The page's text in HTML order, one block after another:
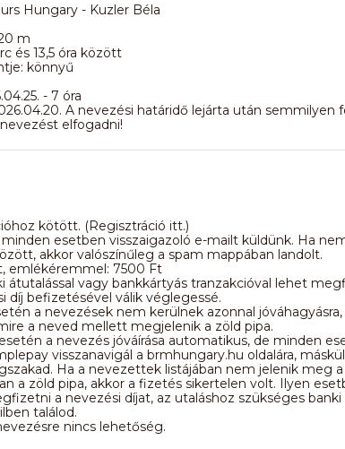
Hungary - Kuzler Béla
m
és 13,5 óra között
könnyű
- 7 óra
A nevezési határidő lejárta után semmilyen
elfogadni!
kötött. (Regisztráció itt.)
esetben visszaigazoló e-mailt küldünk. Ha
akkor valószínűleg a spam mappában landolt.
emlékéremmel: 7500 Ft
átutalással vagy bankkártyás tranzakcióval lehet
díj befizetésével válik véglegessé.
a nevezések nem kerülnek azonnal jóváhagyásra,
a neved mellett megjelenik a zöld pipa.
a nevezés jóváírása automatikus, de minden
visszanavigál a brmhungary.hu oldalára,
Ha a nevezettek listájában nem jelenik meg
a zöld pipa, akkor a fizetés sikertelen volt. Ilyen
a nevezési díjat, az utaláshoz szükséges
találod.
nincs lehetőség.